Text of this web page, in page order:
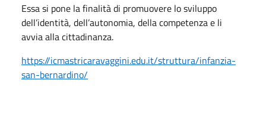
Essa si pone la finalità di promuovere lo sviluppo
dell’identità, dell’autonomia, della competenza e li
avvia alla cittadinanza.
https://icmastricaravaggini.edu.it/struttura/infanzia-
san-bernardino/